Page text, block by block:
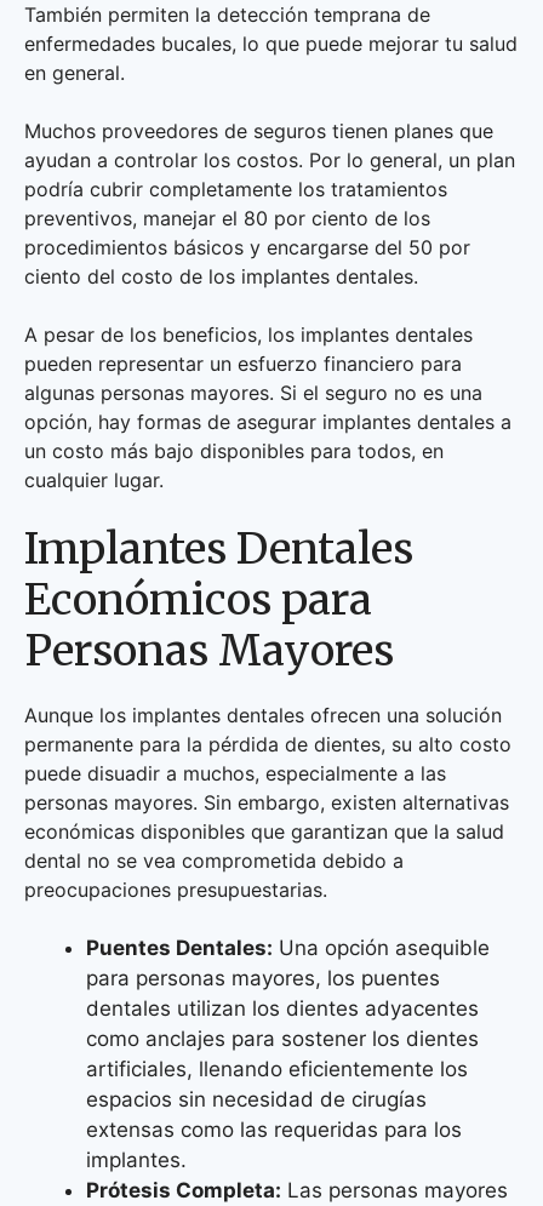
También permiten la detección temprana de
enfermedades bucales, lo que puede mejorar tu salud
en general.
Muchos proveedores de seguros tienen planes que
ayudan a controlar los costos. Por lo general, un plan
podría cubrir completamente los tratamientos
preventivos, manejar el 80 por ciento de los
procedimientos básicos y encargarse del 50 por
ciento del costo de los implantes dentales.
A pesar de los beneficios, los implantes dentales
pueden representar un esfuerzo financiero para
algunas personas mayores. Si el seguro no es una
opción, hay formas de asegurar implantes dentales a
un costo más bajo disponibles para todos, en
cualquier lugar.
Implantes Dentales
Económicos para
Personas Mayores
Aunque los implantes dentales ofrecen una solución
permanente para la pérdida de dientes, su alto costo
puede disuadir a muchos, especialmente a las
personas mayores. Sin embargo, existen alternativas
económicas disponibles que garantizan que la salud
dental no se vea comprometida debido a
preocupaciones presupuestarias.
Puentes Dentales: Una opción asequible
para personas mayores, los puentes
dentales utilizan los dientes adyacentes
como anclajes para sostener los dientes
artificiales, llenando eficientemente los
espacios sin necesidad de cirugías
extensas como las requeridas para los
implantes.
Prótesis Completa: Las personas mayores